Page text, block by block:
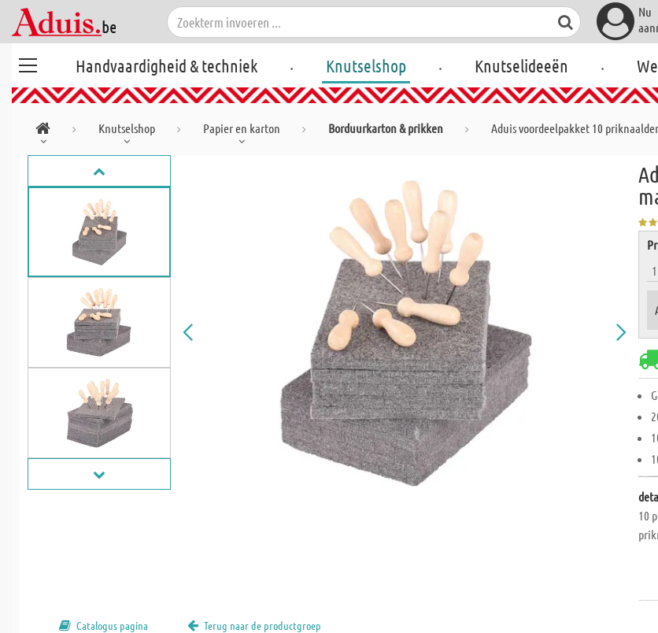
Nu
Handvaardigheid & techniek . Knutselshop . Knutselideeën .
Knutselshop Papier en karton Borduurkarton & prikken Aduis voordeelpakket 10
1
10
Catalogus pagina Terug naar de productgroep